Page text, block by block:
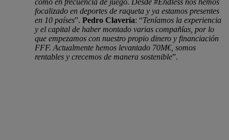
como en frecuencia de juego. Desde #Endless nos hemos
focalizado en deportes de raqueta y ya estamos presentes
en 10 países”. Pedro Clavería: “Teníamos la experiencia
y el capital de haber montado varias compañías, por lo
que empezamos con nuestro propio dinero y financiación
FFF. Actualmente hemos levantado 70M€, somos
rentables y crecemos de manera sostenible”.